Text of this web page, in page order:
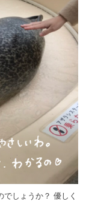
しょうか？ 優しく